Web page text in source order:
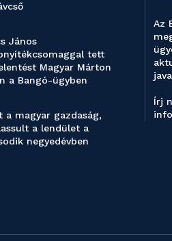
János
tett
Magyar Márton
a Bangó-ügyben
a magyar gazdaság,
a lendület a
negyedévben
Az
Írj